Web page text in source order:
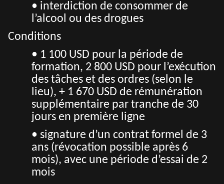
• interdiction de consommer de
l’alcool ou des drogues
Conditions
• 1 100 USD pour la période de
formation, 2 800 USD pour l’exécution
des tâches et des ordres (selon le
lieu), + 1 670 USD de rémunération
supplémentaire par tranche de 30
jours en première ligne
• signature d’un contrat formel de 3
ans (révocation possible après 6
mois), avec une période d’essai de 2
mois